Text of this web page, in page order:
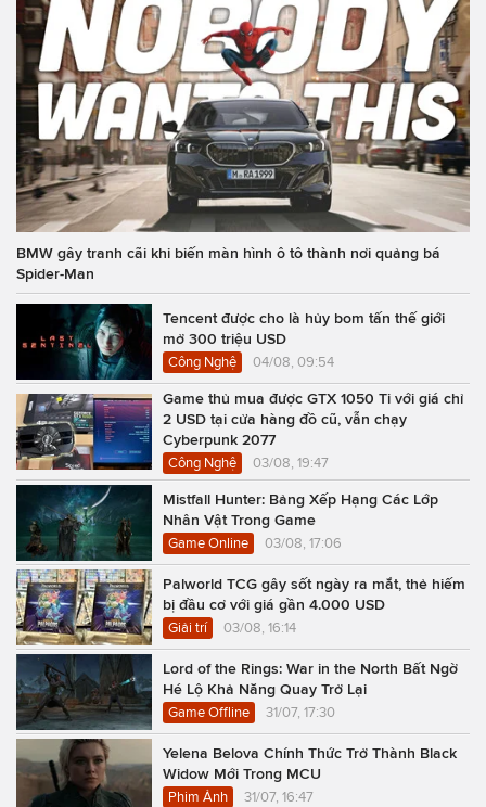
BMW gây tranh cãi khi biến màn hình ô tô thành nơi quảng bá
Spider-Man
Tencent được cho là hủy bom tấn thế giới
mở 300 triệu USD
Công Nghệ 04/08, 09:54
Game thủ mua được GTX 1050 Ti với giá chỉ
2 USD tại cửa hàng đồ cũ, vẫn chạy
Cyberpunk 2077
Công Nghệ 03/08, 19:47
Mistfall Hunter: Bảng Xếp Hạng Các Lớp
Nhân Vật Trong Game
Game Online 03/08, 17:06
Palworld TCG gây sốt ngày ra mắt, thẻ hiếm
bị đầu cơ với giá gần 4.000 USD
Giải trí 03/08, 16:14
Lord of the Rings: War in the North Bất Ngờ
Hé Lộ Khả Năng Quay Trở Lại
Game Offline 31/07, 17:30
Yelena Belova Chính Thức Trở Thành Black
Widow Mới Trong MCU
Phim Ảnh 31/07, 16:47